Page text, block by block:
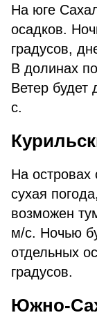
На юге
осадков.
градусов,
В долинах
Ветер будет
с.
На островах
сухая
возможен
м/с. Ночью
отдельных
градусов.
Южно-